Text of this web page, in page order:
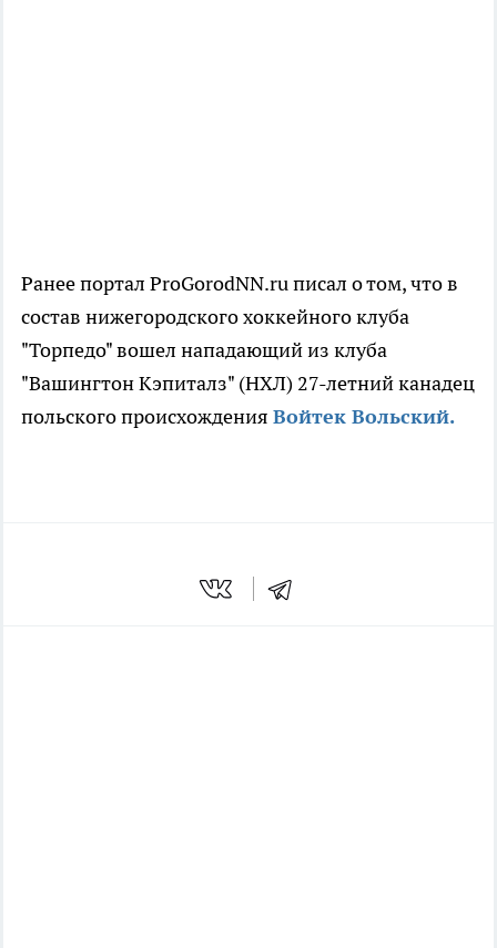
Ранее портал ProGorodNN.ru писал о том, что в
состав нижегородского хоккейного клуба
"Торпедо" вошел нападающий из клуба
"Вашингтон Кэпиталз" (НХЛ) 27-летний канадец
польского происхождения Войтек Вольский.